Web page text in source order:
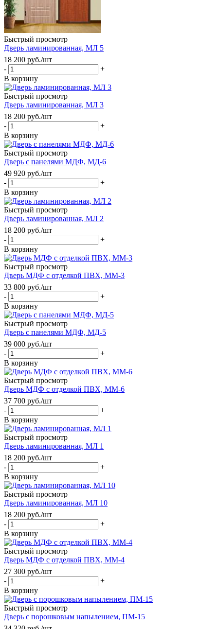
Быстрый просмотр
Дверь ламинированная, МЛ 5
18 200 руб./шт
-
+
В корзину
Быстрый просмотр
Дверь ламинированная, МЛ 3
18 200 руб./шт
-
+
В корзину
Быстрый просмотр
Дверь с панелями МДФ, МД-6
49 920 руб./шт
-
+
В корзину
Быстрый просмотр
Дверь ламинированная, МЛ 2
18 200 руб./шт
-
+
В корзину
Быстрый просмотр
Дверь МДФ с отделкой ПВХ, ММ-3
33 800 руб./шт
-
+
В корзину
Быстрый просмотр
Дверь с панелями МДФ, МД-5
39 000 руб./шт
-
+
В корзину
Быстрый просмотр
Дверь МДФ с отделкой ПВХ, ММ-6
37 700 руб./шт
-
+
В корзину
Быстрый просмотр
Дверь ламинированная, МЛ 1
18 200 руб./шт
-
+
В корзину
Быстрый просмотр
Дверь ламинированная, МЛ 10
18 200 руб./шт
-
+
В корзину
Быстрый просмотр
Дверь МДФ с отделкой ПВХ, ММ-4
27 300 руб./шт
-
+
В корзину
Быстрый просмотр
Дверь с порошковым напылением, ПМ-15